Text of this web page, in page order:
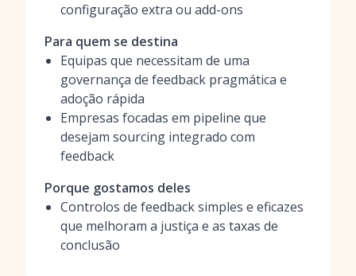
configuração extra ou add-ons
Para quem se destina
Equipas que necessitam de uma
governança de feedback pragmática e
adoção rápida
Empresas focadas em pipeline que
desejam sourcing integrado com
feedback
Porque gostamos deles
Controlos de feedback simples e eficazes
que melhoram a justiça e as taxas de
conclusão